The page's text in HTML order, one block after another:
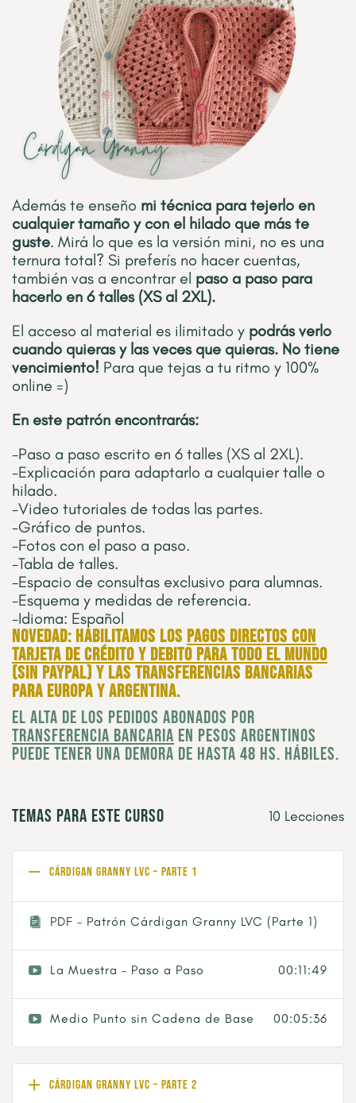
Además te enseño mi técnica para tejerlo en
cualquier tamaño y con el hilado que más te
guste. Mirá lo que es la versión mini, no es una
ternura total? Si preferís no hacer cuentas,
también vas a encontrar el paso a paso para
hacerlo en 6 talles (XS al 2XL).
El acceso al material es ilimitado y podrás verlo
cuando quieras y las veces que quieras. No tiene
vencimiento! Para que tejas a tu ritmo y 100%
online =)
En este patrón encontrarás:
-Paso a paso escrito en 6 talles (XS al 2XL).
-Explicación para adaptarlo a cualquier talle o
hilado.
-Video tutoriales de todas las partes.
-Gráfico de puntos.
-Fotos con el paso a paso.
-Tabla de talles.
-Espacio de consultas exclusivo para alumnas.
-Esquema y medidas de referencia.
-Idioma: Español
Novedad: Habilitamos los pagos directos con
tarjeta de crédito y debito para todo el mundo
(sin PayPal) y las transferencias bancarias
para Europa y Argentina.
El alta de los pedidos abonados por
transferencia bancaria en pesos argentinos
puede tener una demora de hasta 48 hs. hábiles.
Temas para este curso 10 Lecciones
Cárdigan Granny LVC – Parte 1
PDF – Patrón Cárdigan Granny LVC (Parte 1)
La Muestra – Paso a Paso 00:11:49
Medio Punto sin Cadena de Base 00:05:36
Cárdigan Granny LVC – Parte 2